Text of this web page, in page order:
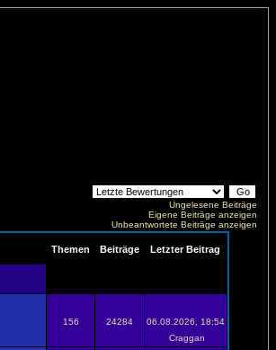
Ungelesene Beiträge
Eigene Beiträge anzeigen
Unbeantwortete Beiträge anzeigen
Themen Beiträge Letzter Beitrag
156 24284
06.08.2026, 18:54
Craggan